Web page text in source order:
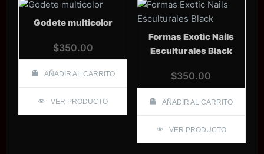
Godete multicolor
$350.00
AÑADIR AL CARRITO
VER PRODUCTO
Formas Exotic Nails
Esculturales Black
$350.00
AÑADIR AL CARRITO
VER PRODUCTO